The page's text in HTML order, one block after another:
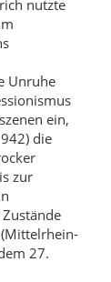
nutzte
Unruhe
ein,
die
zur
27.